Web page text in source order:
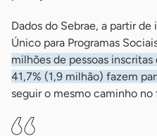
Dados do Sebrae, a partir
Único para Programas
milhões de pessoas
41,7% (1,9 milhão) fazem
seguir o mesmo caminho no